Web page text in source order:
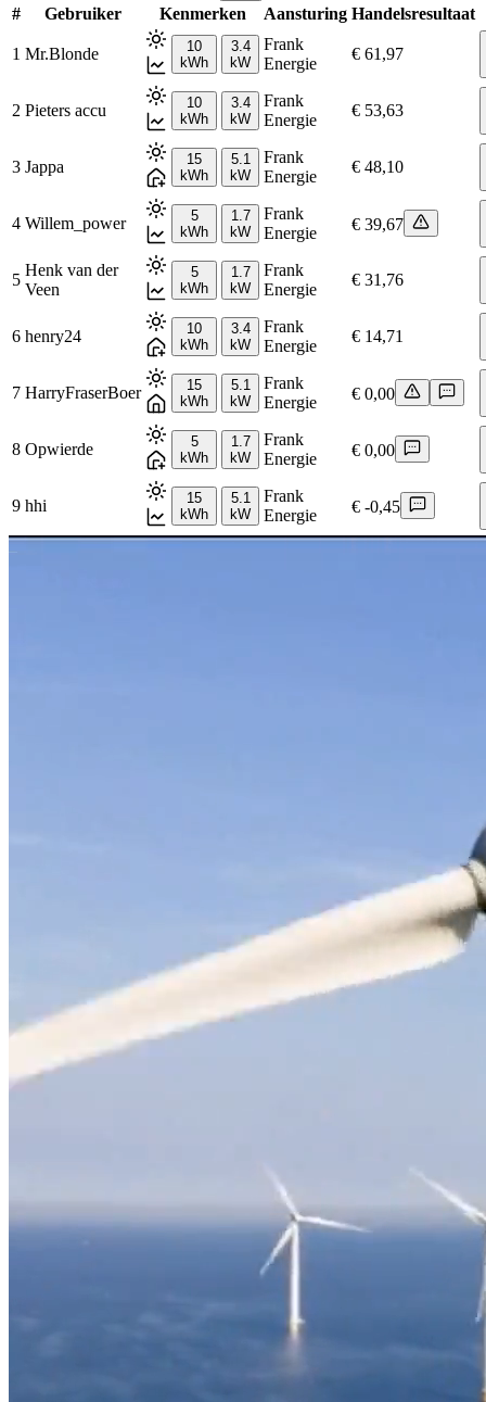
#
Gebruiker Kenmerken Aansturing Handelsresultaat
1 Mr.Blonde
10
kWh
3.4
kW
Frank
Energie
€ 61,97
2 Pieters accu
10
kWh
3.4
kW
Frank
Energie
€ 53,63
3 Jappa
15
kWh
5.1
kW
Frank
Energie
€ 48,10
4 Willem_power
5
kWh
1.7
kW
Frank
Energie
€ 39,67
5
Henk van der
Veen
5
kWh
1.7
kW
Frank
Energie
€ 31,76
6 henry24
10
kWh
3.4
kW
Frank
Energie
€ 14,71
7 HarryFraserBoer
15
kWh
5.1
kW
Frank
Energie
€ 0,00
8 Opwierde
5
kWh
1.7
kW
Frank
Energie
€ 0,00
9 hhi
15
kWh
5.1
kW
Frank
Energie
€ -0,45